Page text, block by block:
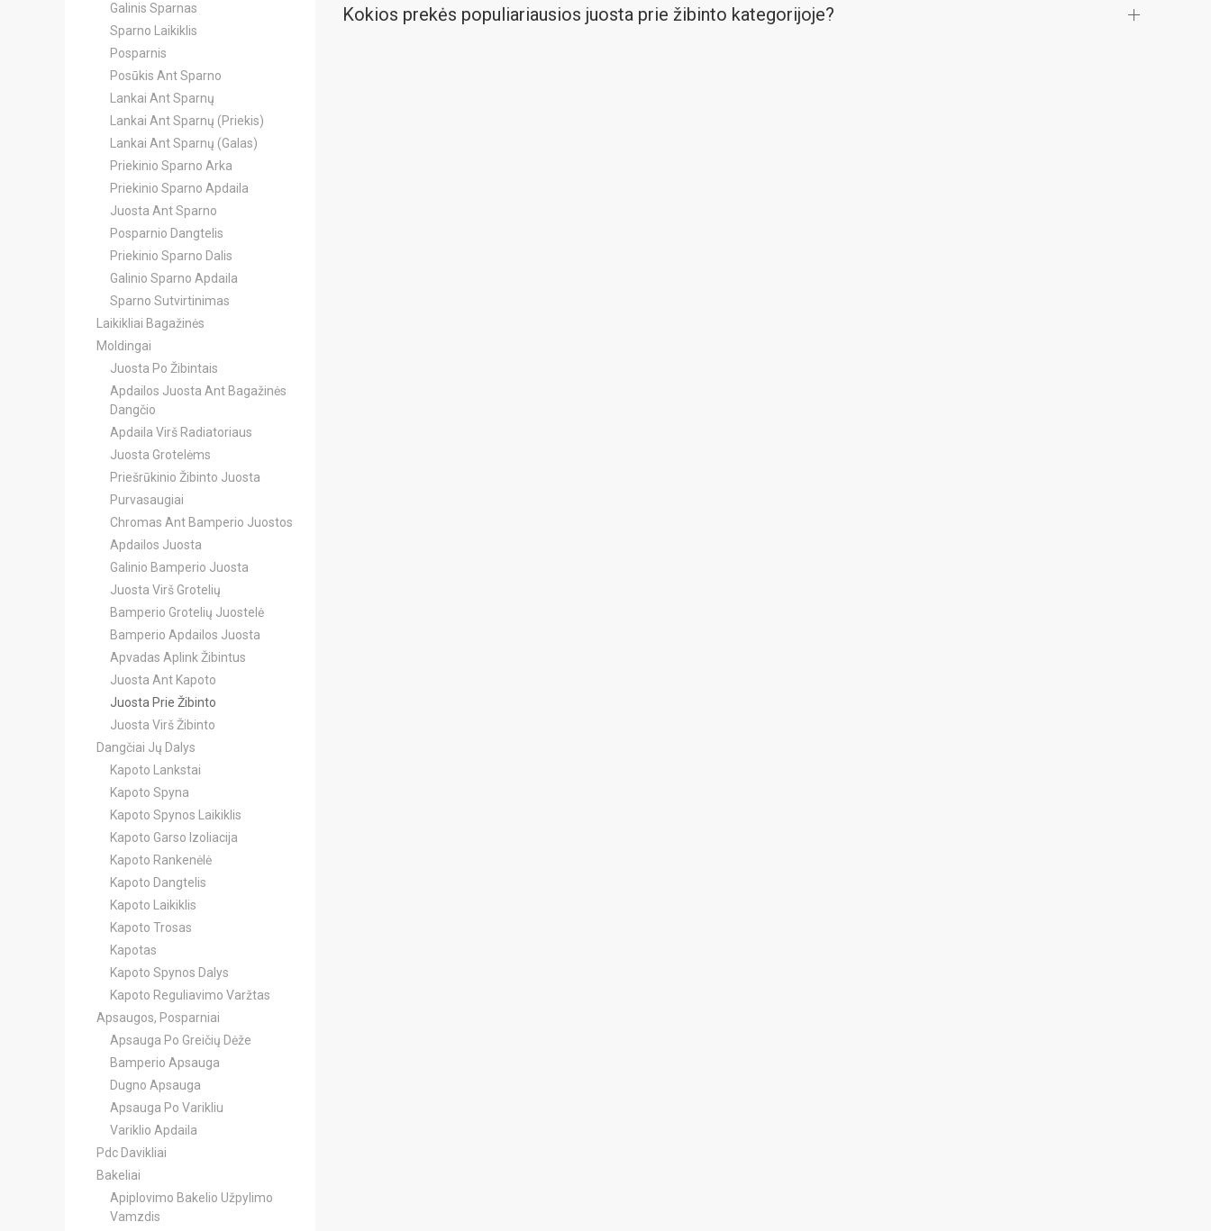
Galinis Sparnas
Sparno Laikiklis
Posparnis
Posūkis Ant Sparno
Lankai Ant Sparnų
Lankai Ant Sparnų (Priekis)
Lankai Ant Sparnų (Galas)
Priekinio Sparno Arka
Priekinio Sparno Apdaila
Juosta Ant Sparno
Posparnio Dangtelis
Priekinio Sparno Dalis
Galinio Sparno Apdaila
Sparno Sutvirtinimas
Laikikliai Bagažinės
Moldingai
Juosta Po Žibintais
Apdailos Juosta Ant Bagažinės
Dangčio
Apdaila Virš Radiatoriaus
Juosta Grotelėms
Priešrūkinio Žibinto Juosta
Purvasaugiai
Chromas Ant Bamperio Juostos
Apdailos Juosta
Galinio Bamperio Juosta
Juosta Virš Grotelių
Bamperio Grotelių Juostelė
Bamperio Apdailos Juosta
Apvadas Aplink Žibintus
Juosta Ant Kapoto
Juosta Prie Žibinto
Juosta Virš Žibinto
Dangčiai Jų Dalys
Kapoto Lankstai
Kapoto Spyna
Kapoto Spynos Laikiklis
Kapoto Garso Izoliacija
Kapoto Rankenėlė
Kapoto Dangtelis
Kapoto Laikiklis
Kapoto Trosas
Kapotas
Kapoto Spynos Dalys
Kapoto Reguliavimo Varžtas
Apsaugos, Posparniai
Apsauga Po Greičių Dėže
Bamperio Apsauga
Dugno Apsauga
Apsauga Po Varikliu
Variklio Apdaila
Pdc Davikliai
Bakeliai
Apiplovimo Bakelio Užpylimo
Vamzdis
Kokios prekės populiariausios juosta prie žibinto kategorijoje?